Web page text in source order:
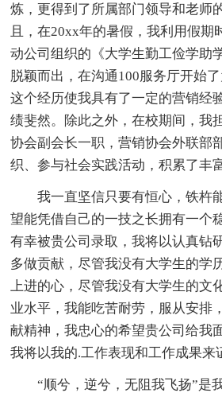
炼，更得到了所属部门领导和老师
且，在20xx年的暑假，我利用假期
动公司组织的《大学生勤工俭学助
脱颖而出，在沟通100服务厅开始
这个经历使我具有了一定的营销经
绩斐然。除此之外，在校期间，我
协会副会长一职，营销协会外联部
织、参与社会实践活动，积累了丰
我一直坚信只要有恒心，铁杵
望能凭借自己的一技之长拥有一个
有幸被贵公司录取，我将以认真钻
多做贡献，尽管我没有大学生的学
上进的心，尽管我没有大学生的文
业水平，我能吃苦耐劳，服从安排
献精神，我忠心的希望贵公司给我
我将以我的.工作表现和工作成果来
“顺兮，逆兮，无阻我飞扬”是